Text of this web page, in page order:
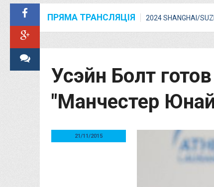
ПРЯМА ТРАНСЛЯЦІЯ 2024 SHANGHAI/
Усэйн Болт
"Манчестер
21/11/2015